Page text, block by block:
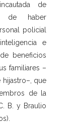
de
de haber
policial
e
beneficios
familiares –
que
de la
B. y Braulio